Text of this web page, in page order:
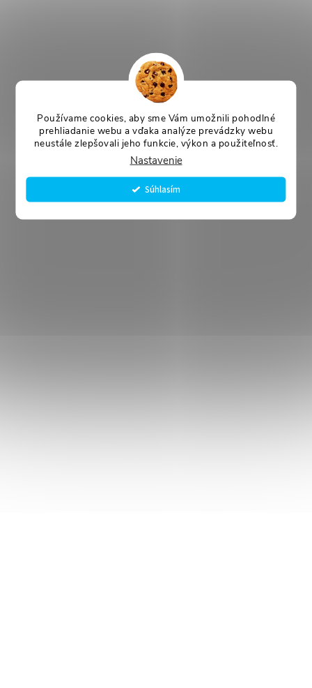
Používame cookies, aby sme Vám umožnili pohodlné
prehliadanie webu a vďaka analýze prevádzky webu
neustále zlepšovali jeho funkcie, výkon a použiteľnosť.
Nastavenie
Súhlasím